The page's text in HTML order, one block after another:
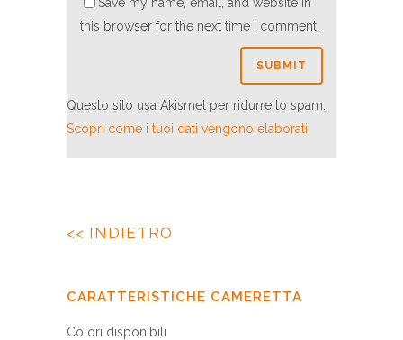
this browser for the next time I comment.
Questo sito usa Akismet per ridurre lo spam.
Scopri come i tuoi dati vengono elaborati
<< INDIETRO
CARATTERISTICHE CAMERETTA
Colori disponibili